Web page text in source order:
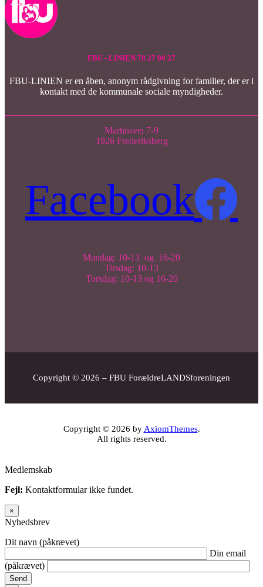
FBU - LINIEN 70 27 00 27
FBU-LINIEN er en åben, anonym rådgivning for familier, der er i
kontakt med de kommunale sociale myndigheder.
Martinsvej 7-9
1926 Frederiksberg
Facebook
Mandag: 10-13 og 16-20
Tirsdag: 10-13
Torsdag: 10-13 og 16-20
Copyright © 2026 – FBU ForældreLANDSforeningen
Copyright © 2026 by AxiomThemes.
All rights reserved.
Medlemskab
Fejl: Kontaktformular ikke fundet.
×
Nyhedsbrev
Dit navn (påkrævet)
Din email
(påkrævet)